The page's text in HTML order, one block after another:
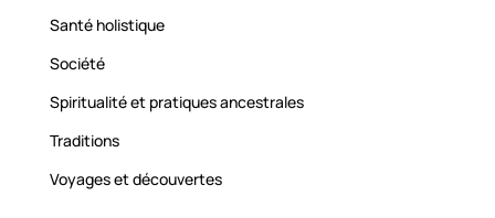
Santé holistique
Société
Spiritualité et pratiques ancestrales
Traditions
Voyages et découvertes